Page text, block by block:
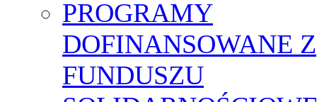
PROGRAMY
DOFINANSOWANE Z
FUNDUSZU